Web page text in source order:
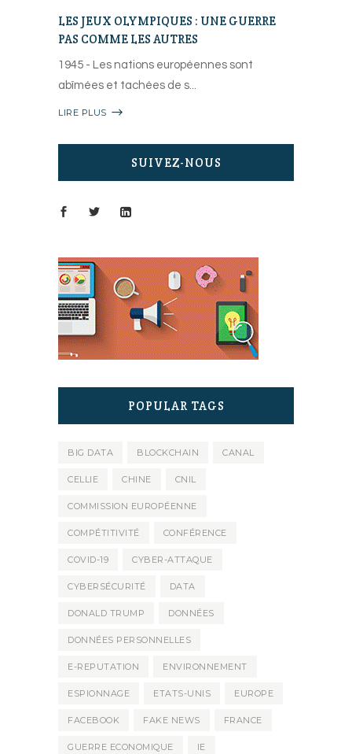
LES JEUX OLYMPIQUES : UNE GUERRE
PAS COMME LES AUTRES
1945 - Les nations européennes sont
abîmées et tachées de s
LIRE PLUS
SUIVEZ-NOUS
POPULAR TAGS
BIG DATA BLOCKCHAIN CANAL
CELLIE CHINE CNIL
COMMISSION EUROPÉENNE
COMPÉTITIVITÉ CONFÉRENCE
COVID-19 CYBER-ATTAQUE
CYBERSÉCURITÉ DATA
DONALD TRUMP DONNÉES
DONNÉES PERSONNELLES
E-REPUTATION ENVIRONNEMENT
ESPIONNAGE ETATS-UNIS EUROPE
FACEBOOK FAKE NEWS FRANCE
GUERRE ECONOMIQUE IE